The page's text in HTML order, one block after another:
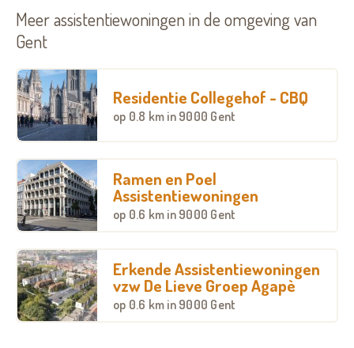
U bent 65 jaar of ouder
U bent nog instaat om zelfstandig te wonen
eventueel met hulp van thuiszorgdiensten
In samenwerking met het woonzorgcentrum Sint-
Jozef uit de aanpalende Molenaarsstraat én de
inwonende conciërge waarborgen we hulp in
noodoproepsysteem.
De flats zijn tussen de 47 en 52 m2 groot, hebben
allemaal 1 slaapkamer en allemaal met de lift
bereikbaar. De dagprijs bedraagt voor een kleine flat
€25,72. In een grotere flat, kan ook een koppel
wonen, de dagprijs bedraagt dan €29,33.
Voor dienstverlening kunt u een beroep doen op
Meer assistentiewoningen in de omgeving van
Gent
Residentie Collegehof - CBQ
op 0.8 km in 9000 Gent
Ramen en Poel
Assistentiewoningen
op 0.6 km in 9000 Gent
Erkende Assistentiewoningen
vzw De Lieve Groep Agapè
op 0.6 km in 9000 Gent